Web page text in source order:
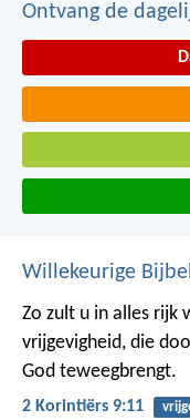
Ontvang de
Willekeurige
Zo zult u in alles rijk
vrijgevigheid, die
God teweegbrengt.
2 Korintiërs 9:11